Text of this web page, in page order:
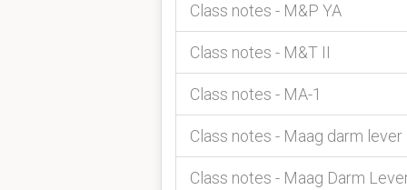
Class notes - M&P YA
Class notes - M&T II
Class notes - MA-1
Class notes - Maag darm lever
Class notes - Maag Darm